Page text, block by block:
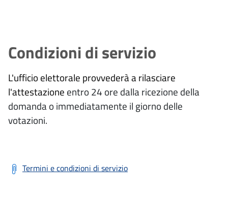
Condizioni di servizio
L'ufficio elettorale provvederà a rilasciare
l'attestazione entro 24 ore dalla ricezione della
domanda o immediatamente il giorno delle
votazioni.
Termini e condizioni di servizio